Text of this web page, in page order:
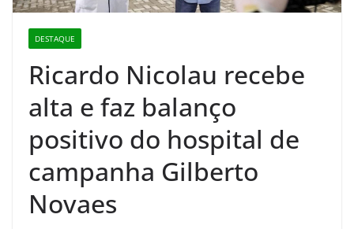
DESTAQUE
Ricardo Nicolau recebe
alta e faz balanço
positivo do hospital de
campanha Gilberto
Novaes